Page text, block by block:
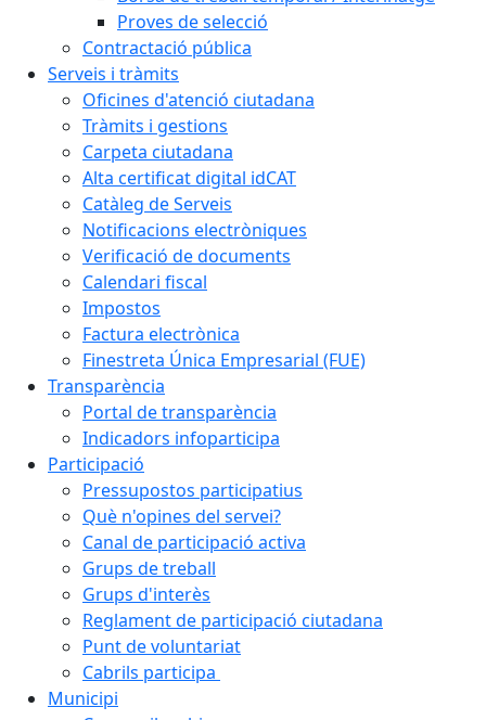
Proves de selecció
Contractació pública
Serveis i tràmits
Oficines d'atenció ciutadana
Tràmits i gestions
Carpeta ciutadana
Alta certificat digital idCAT
Catàleg de Serveis
Notificacions electròniques
Verificació de documents
Calendari fiscal
Impostos
Factura electrònica
Finestreta Única Empresarial (FUE)
Transparència
Portal de transparència
Indicadors infoparticipa
Participació
Pressupostos participatius
Què n'opines del servei?
Canal de participació activa
Grups de treball
Grups d'interès
Reglament de participació ciutadana
Punt de voluntariat
Cabrils participa
Municipi